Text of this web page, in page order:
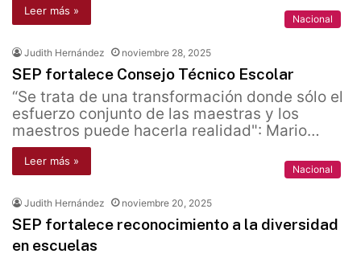
Leer más »
Nacional
Judith Hernández noviembre 28, 2025
SEP fortalece Consejo Técnico Escolar
“Se trata de una transformación donde sólo el
esfuerzo conjunto de las maestras y los
maestros puede hacerla realidad": Mario…
Leer más »
Nacional
Judith Hernández noviembre 20, 2025
SEP fortalece reconocimiento a la diversidad
en escuelas